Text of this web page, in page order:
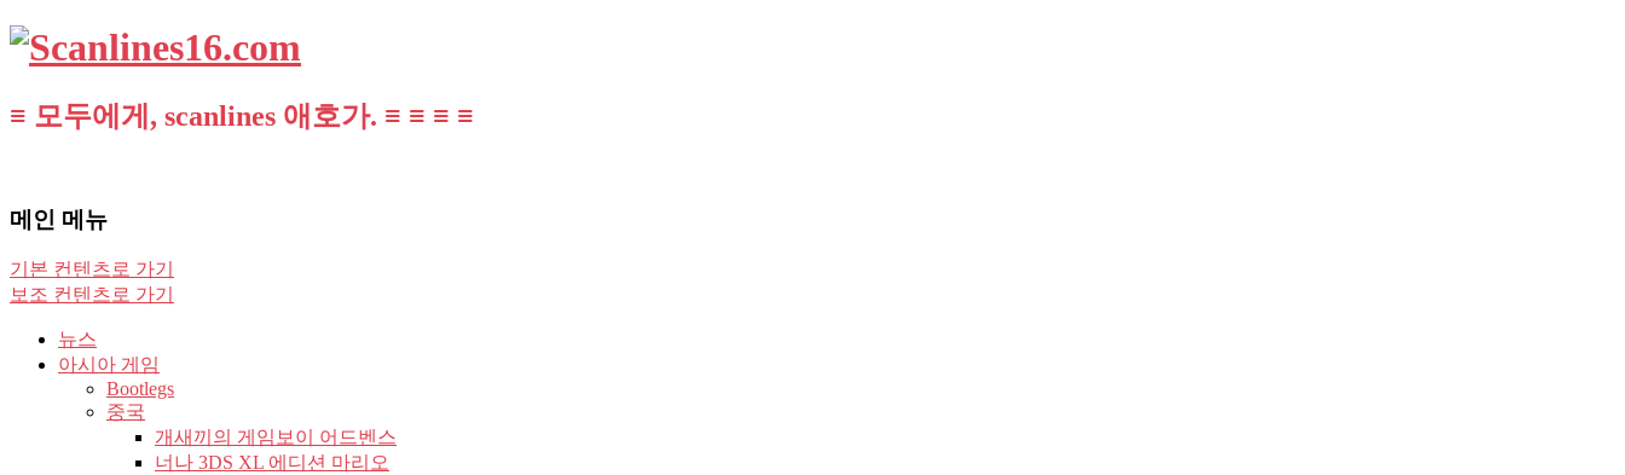
≡ 모두에게, scanlines 애호가. ≡ ≡ ≡ ≡
메인 메뉴
기본 컨텐츠로 가기
보조 컨텐츠로 가기
뉴스
아시아 게임
Bootlegs
중국
개새끼의 게임보이 어드벤스
너나 3DS XL 에디션 마리오